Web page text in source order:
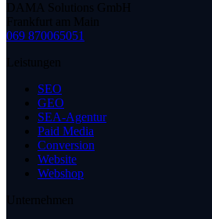
DAMA Solutions GmbH
Frankfurt am Main
069 870065051
Leistungen
SEO
GEO
SEA-Agentur
Paid Media
Conversion
Website
Webshop
Unternehmen